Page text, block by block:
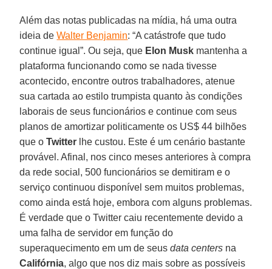
Além das notas publicadas na mídia, há uma outra
ideia deWalter Benjamin: “A catástrofe que tudo
continue igual”. Ou seja, que Elon Musk mantenha a
plataforma funcionando como se nada tivesse
acontecido, encontre outros trabalhadores, atenue
sua cartada ao estilo trumpista quanto às condições
laborais de seus funcionários e continue com seus
planos de amortizar politicamente os US$ 44 bilhões
que oTwitter lhe custou. Este é um cenário bastante
provável. Afinal, nos cinco meses anteriores à compra
da rede social, 500 funcionários se demitiram e o
serviço continuou disponível sem muitos problemas,
como ainda está hoje, embora com alguns problemas.
É verdade que o Twitter caiu recentemente devido a
uma falha de servidor em função do
superaquecimento em um de seusdata centers na
Califórnia, algo que nos diz mais sobre as possíveis